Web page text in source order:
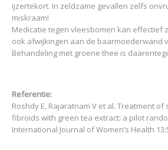
ijzertekort. In zeldzame gevallen zelfs
miskraam!
Medicatie tegen vleesbomen kan effectief
ook afwijkingen aan de baarmoederwand
Behandeling met groene thee is
Referentie:
Roshdy E, Rajaratnam V et al. Treatment
fibroids with green tea extract: a pilot
International Journal of Women’s Health